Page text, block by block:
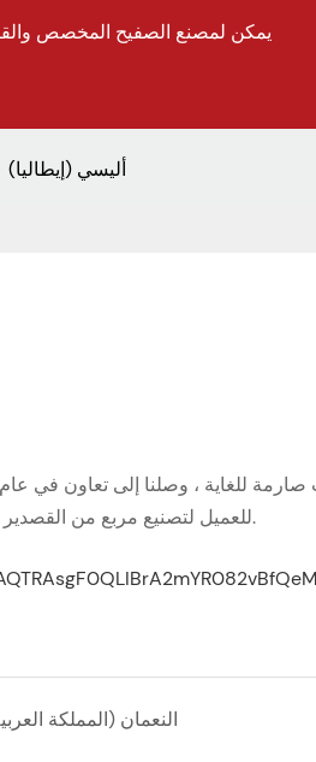
يمكن لمصنع الصفيح المخصص
أليسي (إيطاليا)
للعميل لتصنيع مربع من القصدير المستدير من ثلاثة كيت.
النعمان (المملكة